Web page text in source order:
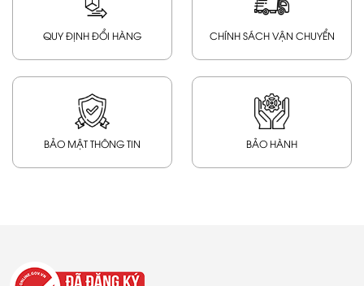
QUY ĐỊNH ĐỔI HÀNG CHÍNH SÁCH VẬN CHUYỂN
BẢO MẬT THÔNG TIN BẢO HÀNH